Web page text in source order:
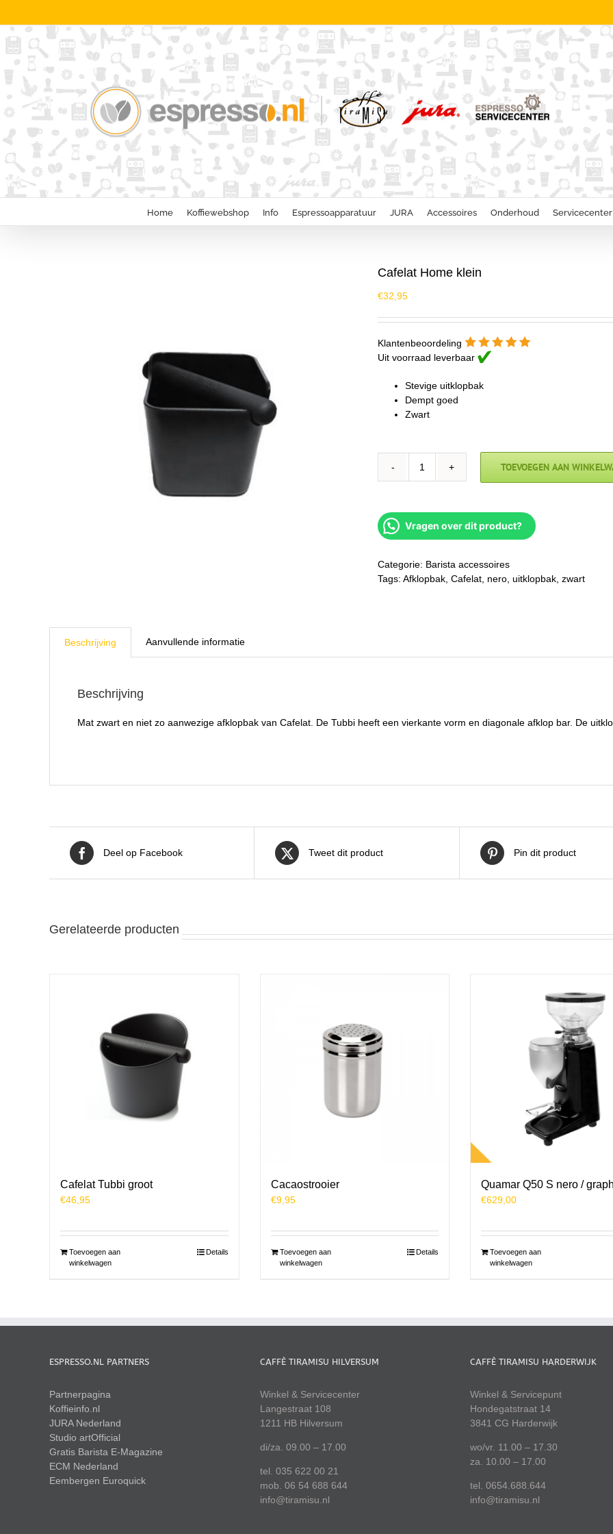
inhoud
Home Koffiewebshop Info Espressoapparatuur JURA Accessoires Onderhoud Servicecenter
Cafelat Home klein
€32,95
Klantenbeoordeling
Uit voorraad leverbaar
Stevige uitklopbak
Dempt goed
Zwart
Cafelat
aantal
TOEVOEGEN AAN
Vragen over dit product?
Categorie: Barista accessoires
Tags: Afklopbak Cafelat nero uitklopbak zwart
Beschrijving Aanvullende informatie
Beschrijving
Mat zwart en niet zo aanwezige afklopbak van Cafelat. De Tubbi heeft een vierkante vorm en diagonale afklop bar. De
Deel op Facebook Tweet dit product Pin dit product
Gerelateerde producten
Cafelat Tubbi groot
€46,95
Toevoegen aan
winkelwagen
Details
Cacaostrooier
€9,95
Toevoegen aan
winkelwagen
Details
Quamar Q50 S nero /
€629,00
Toevoegen aan
winkelwagen
ESPRESSO.NL PARTNERS
Partnerpagina
Koffieinfo.nl
JURA Nederland
Studio artOfficial
Gratis Barista E-Magazine
ECM Nederland
Eembergen Euroquick
CAFFÈ TIRAMISU HILVERSUM
Winkel & Servicecenter
Langestraat 108
1211 HB Hilversum
di/za. 09.00 – 17.00
tel. 035 622 00 21
mob. 06 54 688 644
info@tiramisu.nl
CAFFÈ TIRAMISU HARDERWIJK
Winkel & Servicepunt
Hondegatstraat 14
3841 CG Harderwijk
wo/vr. 11.00 – 17.30
za. 10.00 – 17.00
tel. 0654.688.644
info@tiramisu.nl